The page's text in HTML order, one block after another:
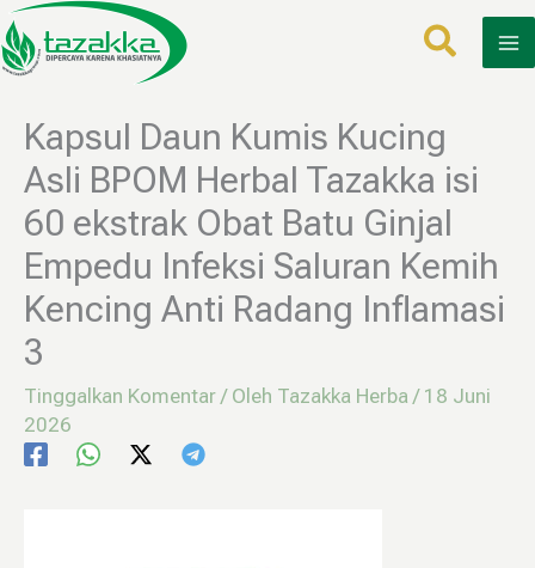
Lewati
ke
konten
Kapsul Daun Kumis Kucing
Asli BPOM Herbal Tazakka isi
60 ekstrak Obat Batu Ginjal
Empedu Infeksi Saluran Kemih
Kencing Anti Radang Inflamasi
3
Tinggalkan Komentar / Oleh Tazakka Herba / 18 Juni
2026